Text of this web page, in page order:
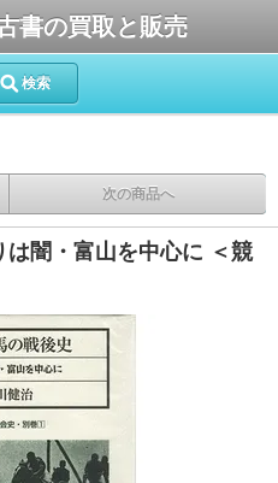
書の買取と販売
検索
次の商品へ
闇・富山を中心に ＜競